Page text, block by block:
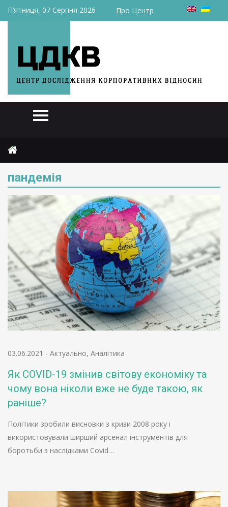
П’ятниця, 07 Серпня 2026 Про Центр
пандемія
03.06.2021 - Актуально, Аналітика
Як COVID-19 змінив світову економіку та
чому вона ніколи вже не буде такою, як
раніше?
Політики зробили висновки з кризи 2008 року і
використовували ширший арсенал інструментів для
боротьби з наслідками Covid…